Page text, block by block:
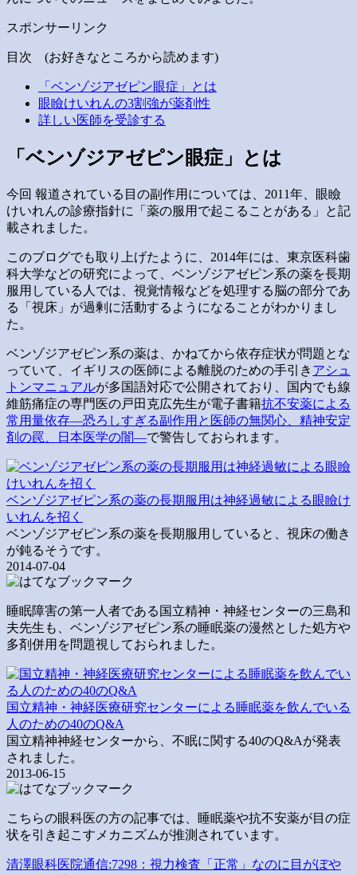
スポンサーリンク
目次 (お好きなところから読めます)
「ベンゾジアゼピン眼症」とは
眼瞼けいれんの3割強が薬剤性
詳しい医師を受診する
「ベンゾジアゼピン眼症」とは
今回 報道されている目の副作用については、2011年、眼瞼
けいれんの診療指針に「薬の服用で起こることがある」と記
載されました。
このブログでも取り上げたように、2014年には、東京医科歯
科大学などの研究によって、ベンゾジアゼピン系の薬を長期
服用している人では、視覚情報などを処理する脳の部分であ
る「視床」が過剰に活動するようになることがわかりまし
た。
ベンゾジアゼピン系の薬は、かねてから依存症状が問題とな
っていて、イギリスの医師による離脱のための手引き アシュ
トンマニュアルが多国語対応で公開されており、国内でも線
維筋痛症の専門医の戸田克広先生が電子書籍抗不安薬による
常用量依存―恐ろしすぎる副作用と医師の無関心、精神安定
剤の罠、日本医学の闇―で警告しておられます。
ベンゾジアゼピン系の薬の長期服用は神経過敏による眼瞼け
いれんを招く
ベンゾジアゼピン系の薬を長期服用していると、視床の働き
が鈍るそうです。
2014-07-04
睡眠障害の第一人者である国立精神・神経センターの三島和
夫先生も、ベンゾジアゼピン系の睡眠薬の漫然とした処方や
多剤併用を問題視しておられました。
国立精神・神経医療研究センターによる睡眠薬を飲んでいる
人のための40のQ&A
国立精神神経センターから、不眠に関する40のQ&Aが発表
されました。
2013-06-15
こちらの眼科医の方の記事では、睡眠薬や抗不安薬が目の症
状を引き起こすメカニズムが推測されています。
清澤眼科医院通信:7298：視力検査「正常」なのに目がぼや